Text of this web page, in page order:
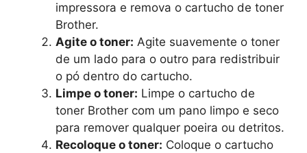
impressora e remova o cartucho de toner
Brother.
Agite o toner: Agite suavemente o toner
de um lado para o outro para redistribuir
o pó dentro do cartucho.
Limpe o toner: Limpe o cartucho de
toner Brother com um pano limpo e seco
para remover qualquer poeira ou detritos.
Recoloque o toner: Coloque o cartucho